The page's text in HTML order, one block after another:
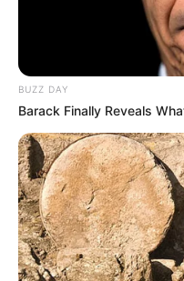
BUZZ DAY
Barack Finally Reveals